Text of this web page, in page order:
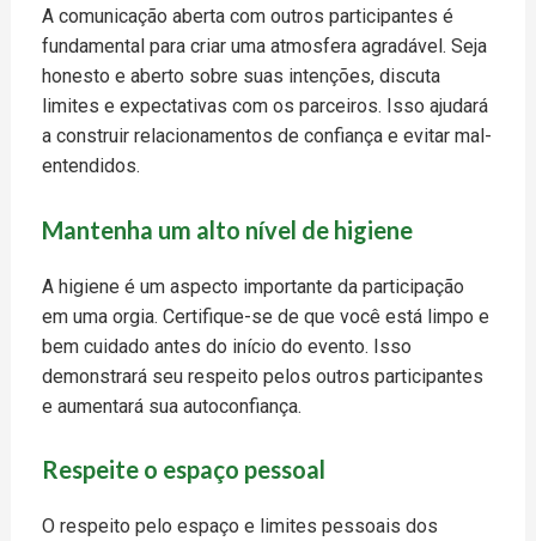
A comunicação aberta com outros participantes é
fundamental para criar uma atmosfera agradável. Seja
honesto e aberto sobre suas intenções, discuta
limites e expectativas com os parceiros. Isso ajudará
a construir relacionamentos de confiança e evitar mal-
entendidos.
Mantenha um alto nível de higiene
A higiene é um aspecto importante da participação
em uma orgia. Certifique-se de que você está limpo e
bem cuidado antes do início do evento. Isso
demonstrará seu respeito pelos outros participantes
e aumentará sua autoconfiança.
Respeite o espaço pessoal
O respeito pelo espaço e limites pessoais dos